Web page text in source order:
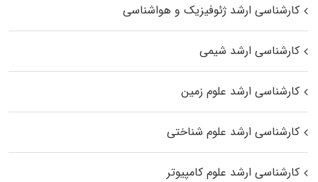
کارشناسی ارشد ژئوفیزیک و هواشناسی
کارشناسی ارشد شیمی
کارشناسی ارشد علوم زمین
کارشناسی ارشد علوم شناختی
کارشناسی ارشد علوم کامپیوتر